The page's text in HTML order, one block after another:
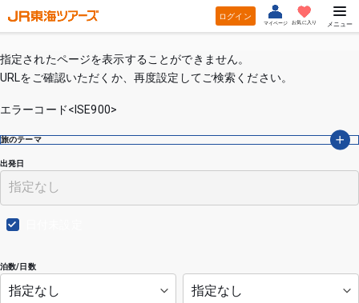
ログイン
マイページ お気に入り メニュー
指定されたページを表示することができません。
URLをご確認いただくか、再度設定してご検索ください。
エラーコード<ISE900>
出発日
泊数/日数
旅のテーマ